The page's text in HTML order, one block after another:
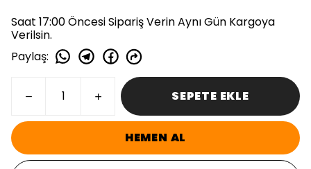
Saat 17:00 Öncesi Sipariş Verin Aynı Gün Kargoya
Verilsin.
Paylaş:
SEPETE EKLE
HEMEN AL